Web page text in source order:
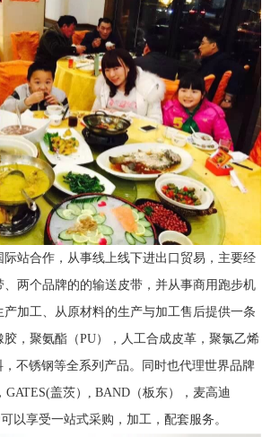
站合作，从事线上线下进出口贸易，主要经
两个品牌的的输送皮带，并从事商用跑步机
加工、从原材料的生产与加工售后提供一条
胶，聚氨酯（PU），人工合成皮革，聚氯乙烯
，不锈钢等全系列产品。同时也代理世界品牌
GATES(盖茨）, BAND（板东），麦高迪
以享受一站式采购，加工，配套服务。